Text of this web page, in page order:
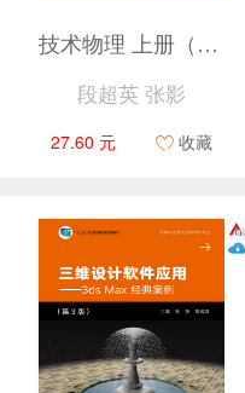
技术物理 上册（第四版）
段超英 张影
27.60 元 收藏